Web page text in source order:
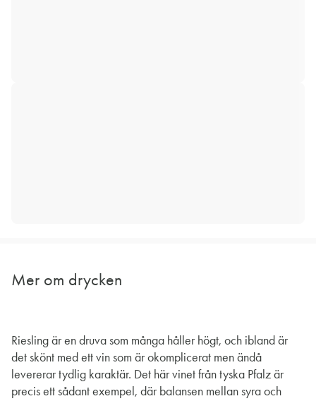
Mer om drycken
Riesling är en druva som många håller högt, och ibland är
det skönt med ett vin som är okomplicerat men ändå
levererar tydlig karaktär. Det här vinet från tyska Pfalz är
precis ett sådant exempel, där balansen mellan syra och